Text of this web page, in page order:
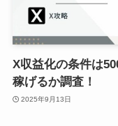
X収益化の条件は
稼げるか調査！
2025年9月13日